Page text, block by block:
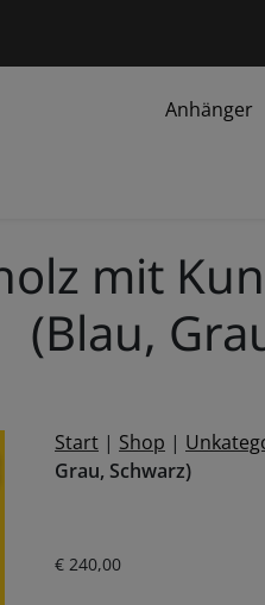
Anhänger
mit
(Blau,
Start | Shop |
Grau, Schwarz)
€ 240,00Aktueller Preis ist: